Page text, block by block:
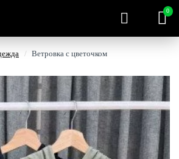
0
Ветровка с цветочком